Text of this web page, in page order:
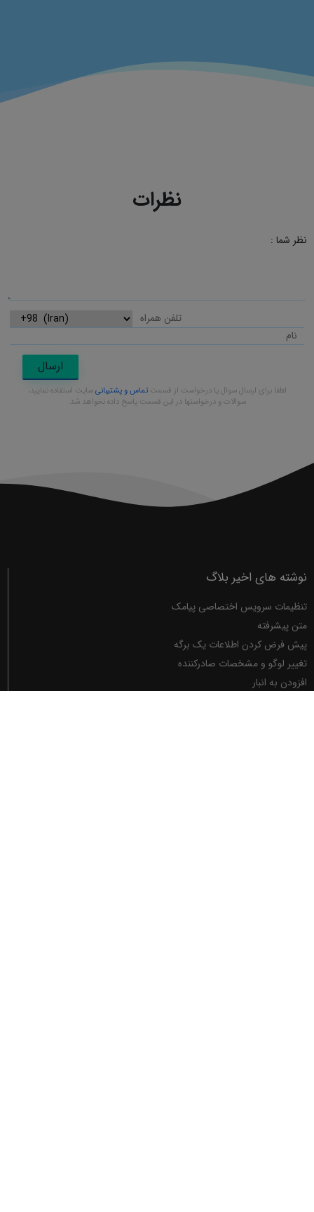
نظرات
نظر شما :
ارسال
لطفا برای ارسال سوال یا درخواست از قسمتتماس و پشتیبانیسایت استفاده نمایید،
سوالات و درخواستها در این قسمت پاسخ داده نخواهد شد.
نوشته های اخیر بلاگ
تنظیمات سرویس اختصاصی پیامک
متن پیشرفته
پیش فرض کردن اطلاعات یک برگه
تغییر لوگو و مشخصات صادرکننده
افزودن به انبار